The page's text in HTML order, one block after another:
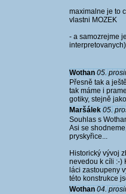
maximalne je to
vlastni MOZEK
- a samozrejme
Wothan 05.
Přesně tak a
tak máme i
gotiky, stejně
Maršálek 05.
Souhlas s
Asi se
pryskyřice...
Historický vývoj
nevedou k cíli :-)
láci zastoupeny
této konstrukce
Wothan 04.